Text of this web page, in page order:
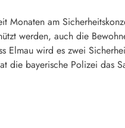
am
werden, auch die
wird es zwei
die bayerische Polizei das